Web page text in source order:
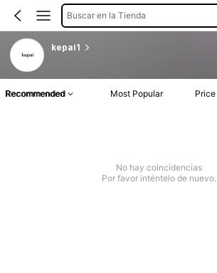
Buscar en la Tienda
kepai1
Recommended Most Popular Price
No hay coincidencias
Por favor inténtelo de nuevo.